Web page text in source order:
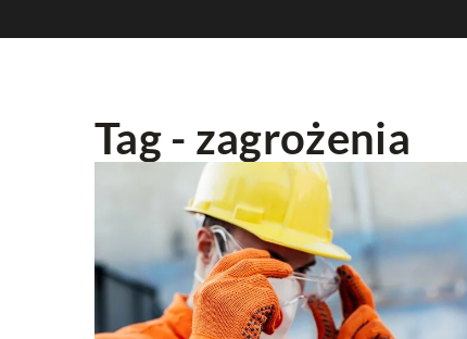
Tag - zagrożenia
INNE